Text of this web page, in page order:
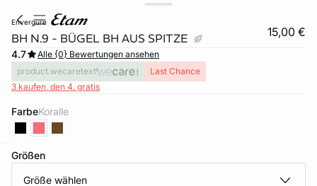
envergure
BH N.9 - BÜGEL BH AUS SPITZE 15,00 €
4.7
Alle {0} Bewertungen ansehen
product.wecaretext
Last Chance
3 kaufen, den 4. gratis
Farbe koralle
Größen
Größe wählen